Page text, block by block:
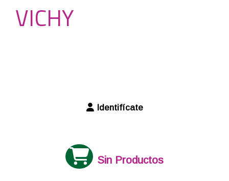
VICHY
Identifícate
Sin Productos